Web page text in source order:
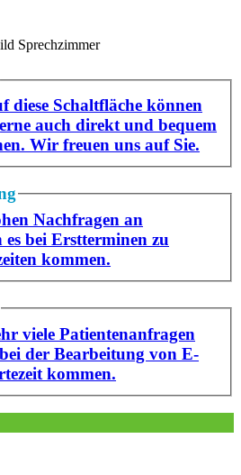
diese Schaltfläche können
auch direkt und bequem
Wir freuen uns auf Sie.
Nachfragen an
bei Erstterminen zu
kommen.
viele Patientenanfragen
der Bearbeitung von E-
kommen.